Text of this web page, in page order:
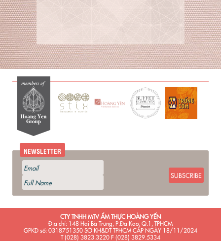
NEWSLETTER
SUBSCRIBE
CTY TNHH MTV ẨM THỰC HOÀNG YẾN
Địa chỉ: 148 Hai Bà Trưng, P.Đa Kao, Q.1, TPHCM
GPKD số: 0318751350 SỞ KH&DT TPHCM CẤP NGÀY 18/11/2024
T (028) 3823.3220 F (028) 3829.5334